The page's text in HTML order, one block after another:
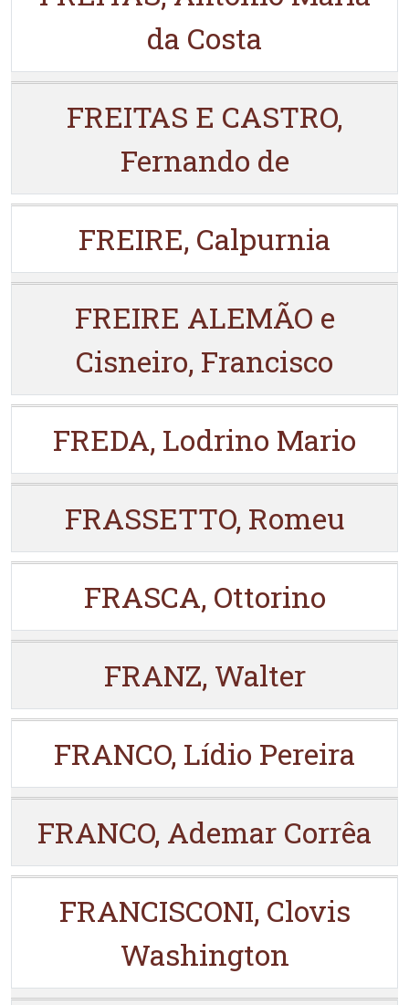
da Costa
FREITAS E CASTRO,
Fernando de
FREIRE, Calpurnia
FREIRE ALEMÃO e
Cisneiro, Francisco
FREDA, Lodrino Mario
FRASSETTO, Romeu
FRASCA, Ottorino
FRANZ, Walter
FRANCO, Lídio Pereira
FRANCO, Ademar Corrêa
FRANCISCONI, Clovis
Washington